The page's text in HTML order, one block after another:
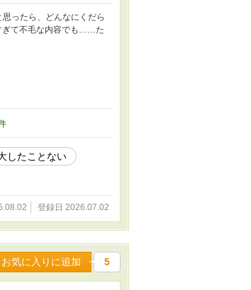
ったら、どんなにくだら
ぎて不毛な内容でも……た
したことない
登録日 2026.07.02
お気に入りに追加 5